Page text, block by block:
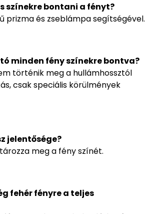
színekre bontani a fényt?
prizma és zseblámpa segítségével.
minden fény színekre bontva?
történik meg a hullámhossztól
csak speciális körülmények
jelentősége?
meg a fény színét.
fehér fényre a teljes